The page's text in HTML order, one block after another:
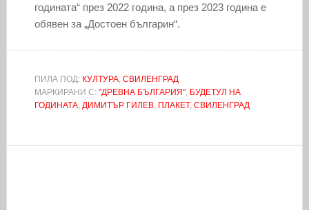
годината“ през 2022 година, а през 2023 година е
обявен за „Достоен българин“.
ПИЛА ПОД: КУЛТУРА, СВИЛЕНГРАД
МАРКИРАНИ С: "ДРЕВНА БЪЛГАРИЯ", БУДЕТУЛ НА
ГОДИНАТА, ДИМИТЪР ГИЛЕВ, ПЛАКЕТ, СВИЛЕНГРАД